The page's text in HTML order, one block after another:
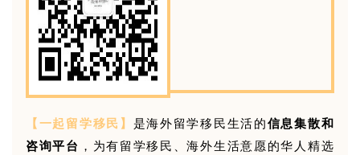
【一起留学移民】 是海外留学移民生活的信息集散和
咨询平台 ，为有留学移民、海外生活意愿的华人精选